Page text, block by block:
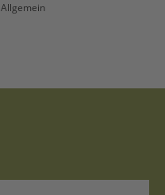
Allgemein